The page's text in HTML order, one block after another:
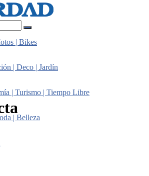
| Bikes
| Deco | Jardín
| Turismo | Tiempo Libre
| Belleza